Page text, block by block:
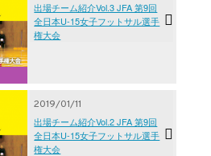
出場チーム紹介Vol.3 JFA 第9回
全日本U-15女子フットサル選手
権大会
2019/01/11
出場チーム紹介Vol.2 JFA 第9回
全日本U-15女子フットサル選手
権大会